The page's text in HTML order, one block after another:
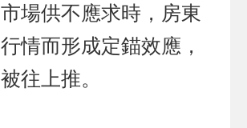
場供不應求時，房東
情而形成定錨效應，
往上推。